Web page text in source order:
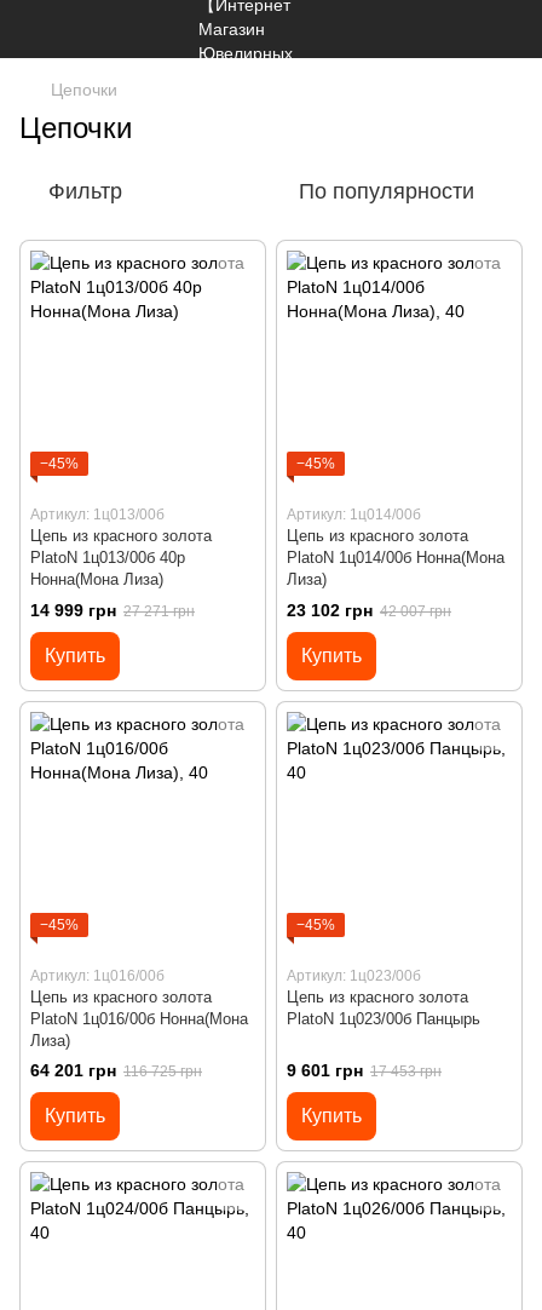
Цепочки
Цепочки
Фильтр По популярности
−45%
Артикул: 1ц013/00б
Цепь из красного золота
PlatoN 1ц013/00б 40р
Нонна(Мона Лиза)
14 999 грн 27 271 грн
Купить
−45%
Артикул: 1ц014/00б
Цепь из красного золота
PlatoN 1ц014/00б Нонна(Мона
Лиза)
23 102 грн 42 007 грн
Купить
−45%
Артикул: 1ц016/00б
Цепь из красного золота
PlatoN 1ц016/00б Нонна(Мона
Лиза)
64 201 грн 116 725 грн
Купить
−45%
Артикул: 1ц023/00б
Цепь из красного золота
PlatoN 1ц023/00б Панцырь
9 601 грн 17 453 грн
Купить